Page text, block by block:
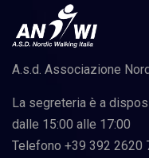
A.s.d. Associazione
La segreteria è a
dalle 15:00 alle 17:00
Telefono +39 392 2620